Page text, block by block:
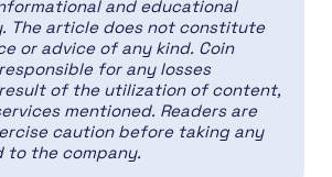
and educational
The article does not constitute
or advice of any kind. Coin
for any losses
of the utilization of content,
mentioned. Readers are
caution before taking any
to the company.